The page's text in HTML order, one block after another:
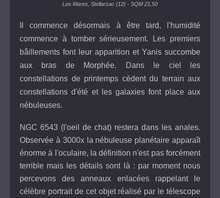
Les Mares, Stellarzac (12) - SQM 21,50
Il commence désormais à être tard, l'humidité
commence à tomber sérieusement. Les premiers
bâillements font leur apparition et Yanis succombe
aux bras de Morphée. Dans le ciel les
constellations de printemps cèdent du terrain aux
constellations d'été et les galaxies font place aux
nébuleuses.
NGC 6543 (l'oeil de chat) restera dans les anales.
Observée à 3000x la nébuleuse planétaire apparaît
énorme à l'oculaire, la définition n'est pas forcément
terrible mais les détails sont là : par moment nous
percevons des anneaux enlacées rappelant le
célèbre portrait de cet objet réalisé par le télescope